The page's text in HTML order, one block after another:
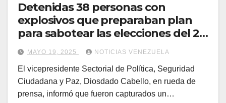
Detenidas 38 personas con
explosivos que preparaban plan
para sabotear las elecciones del 25
de mayo
MAYO 19, 2025 NOTICIAS VENEZUELA
El vicepresidente Sectorial de Política, Seguridad
Ciudadana y Paz, Diosdado Cabello, en rueda de
prensa, informó que fueron capturados un…